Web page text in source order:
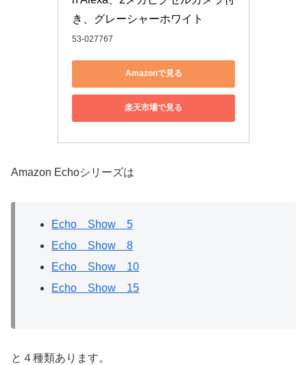
き、グレーシャーホワイト
53-027767
Amazonで見る
楽天市場で見る
Amazon Echoシリーズは
Echo Show 5
Echo Show 8
Echo Show 10
Echo Show 15
と４種類あります。